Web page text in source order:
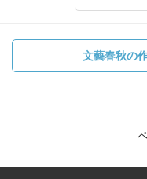
文藝春秋の